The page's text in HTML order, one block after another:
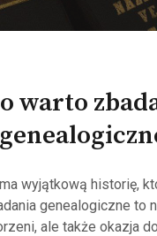
warto
wyjątkową historię,
genealogiczne to
ale także okazja